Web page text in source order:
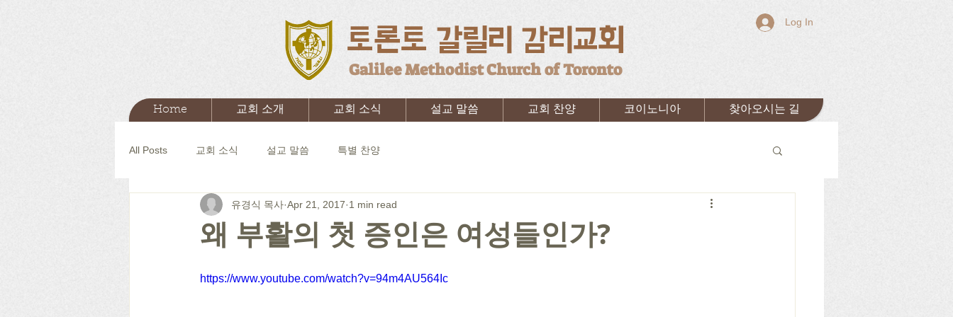
토론토 갈릴리 감리교회
Galilee Methodist Church of Toronto
Log In
Home 교회 소개 교회 소식 설교 말씀 교회 찬양 코이노니아 찾아오시는 길
All Posts 교회 소식 설교 말씀 특별 찬양
왜 부활의 첫 증인은 여성들인가?
유경식 목사 Apr 21, 2017 1 min read
https://www.youtube.com/watch?v=94m4AU564Ic